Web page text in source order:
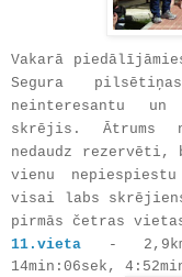
Vakarā
Segura
neinteresantu
skrējis. Ātrums
nedaudz rezervēti,
vienu
visai labs
pirmās četras
11.vieta -
14min:06sek,